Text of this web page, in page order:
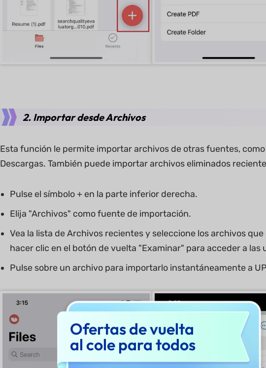
2. Importar desde Archivos
Esta función le permite importar archivos de otras fuentes,
Descargas. También puede importar archivos eliminados
Pulse el símbolo + en la parte inferior derecha.
Elija "Archivos" como fuente de importación.
Vea la lista de Archivos recientes y seleccione los archivos
hacer clic en el botón de vuelta "Examinar" para acceder a
Pulse sobre un archivo para importarlo instantáneamente a
Ofertas de vuelta
al cole para todos